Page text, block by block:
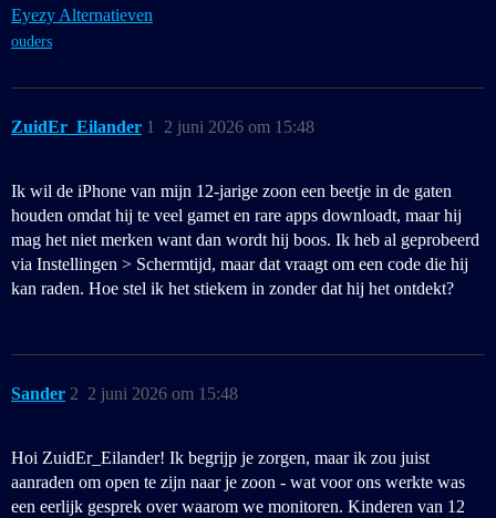
Eyezy Alternatieven
ouders
ZuidEr_Eilander 2 juni 2026 om 15:48
1
Ik wil de iPhone van mijn 12-jarige zoon een beetje in de gaten
houden omdat hij te veel gamet en rare apps downloadt, maar hij
mag het niet merken want dan wordt hij boos. Ik heb al geprobeerd
via Instellingen > Schermtijd, maar dat vraagt om een code die hij
kan raden. Hoe stel ik het stiekem in zonder dat hij het ontdekt?
Sander 2 juni 2026 om 15:48
2
Hoi ZuidEr_Eilander! Ik begrijp je zorgen, maar ik zou juist
aanraden om open te zijn naar je zoon - wat voor ons werkte was
een eerlijk gesprek over waarom we monitoren. Kinderen van 12